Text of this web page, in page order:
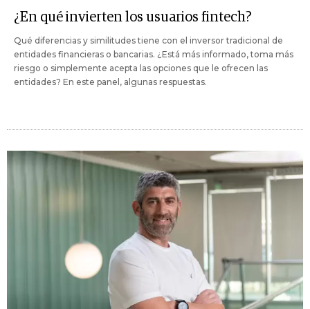
¿En qué invierten los usuarios fintech?
Qué diferencias y similitudes tiene con el inversor tradicional de
entidades financieras o bancarias. ¿Está más informado, toma más
riesgo o simplemente acepta las opciones que le ofrecen las
entidades? En este panel, algunas respuestas.